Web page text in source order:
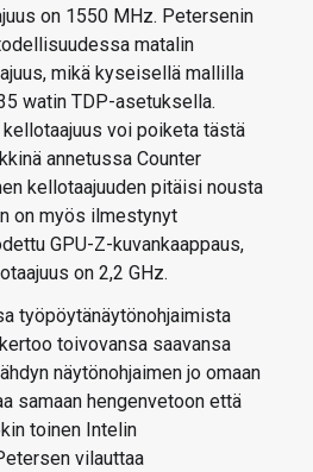
on 1550 MHz. Petersenin
matalin
mikä kyseisellä mallilla
watin TDP-asetuksella.
voi poiketa tästä
annetussa Counter
kellotaajuuden pitäisi nousta
on myös ilmestynyt
GPU-Z-kuvankaappaus,
on 2,2 GHz.
työpöytänäytönohjaimista
toivovansa saavansa
näytönohjaimen jo omaan
samaan hengenvetoon että
toinen Intelin
vilauttaa